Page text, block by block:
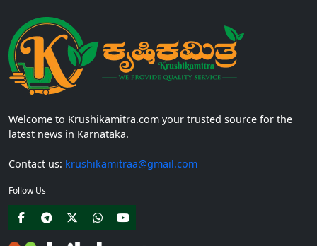
Welcome to Krushikamitra.com your trusted source for the
latest news in Karnataka.
Contact us: krushikamitraa@gmail.com
Follow Us